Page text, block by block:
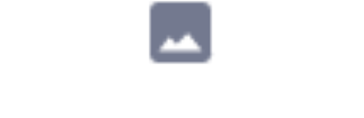
04 de Diciembre de